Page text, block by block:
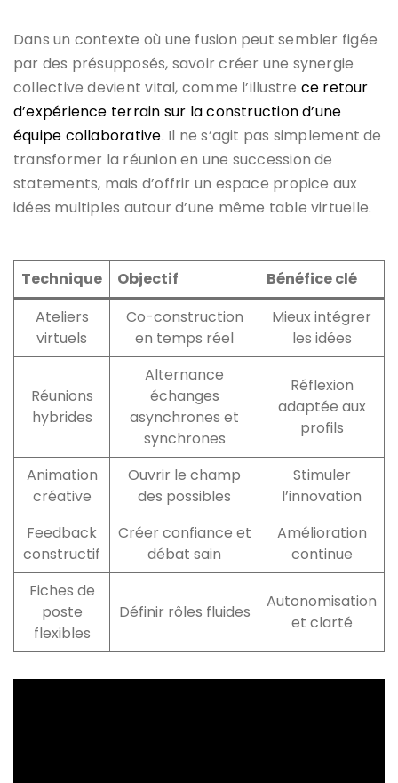
Dans un contexte où une fusion peut sembler figée
par des présupposés, savoir créer une synergie
collective devient vital, comme l’illustre ce retour
d’expérience terrain sur la construction d’une
équipe collaborative. Il ne s’agit pas simplement de
transformer la réunion en une succession de
statements, mais d’offrir un espace propice aux
idées multiples autour d’une même table virtuelle.
Technique Objectif
Bénéfice clé
Ateliers
virtuels
Co-construction
en temps réel
Mieux intégrer
les idées
Réunions
hybrides
Alternance
échanges
asynchrones et
synchrones
Réflexion
adaptée aux
profils
Animation
créative
Ouvrir le champ
des possibles
Stimuler
l’innovation
Feedback
constructif
Créer confiance et
débat sain
Amélioration
continue
Fiches de
poste
flexibles
Définir rôles fluides
Autonomisation
et clarté